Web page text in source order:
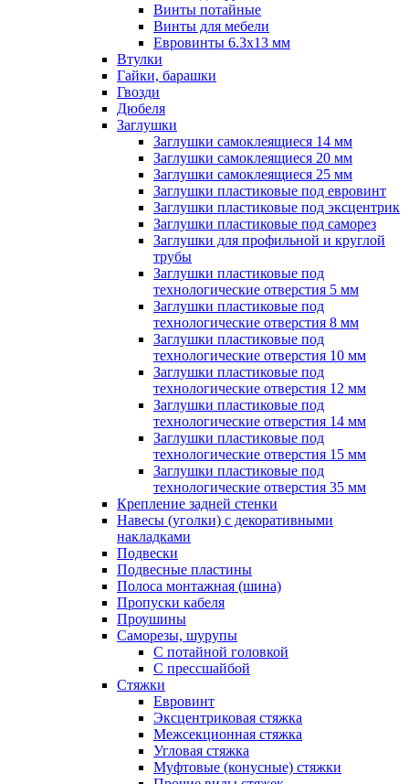
Винты потайные
Винты для мебели
Евровинты 6.3х13 мм
Втулки
Гайки, барашки
Гвозди
Дюбеля
Заглушки
Заглушки самоклеящиеся 14 мм
Заглушки самоклеящиеся 20 мм
Заглушки самоклеящиеся 25 мм
Заглушки пластиковые под евровинт
Заглушки пластиковые под эксцентрик
Заглушки пластиковые под саморез
Заглушки для профильной и круглой
трубы
Заглушки пластиковые под
технологические отверстия 5 мм
Заглушки пластиковые под
технологические отверстия 8 мм
Заглушки пластиковые под
технологические отверстия 10 мм
Заглушки пластиковые под
технологические отверстия 12 мм
Заглушки пластиковые под
технологические отверстия 14 мм
Заглушки пластиковые под
технологические отверстия 15 мм
Заглушки пластиковые под
технологические отверстия 35 мм
Крепление задней стенки
Навесы (уголки) с декоративными
накладками
Подвески
Подвесные пластины
Полоса монтажная (шина)
Пропуски кабеля
Проушины
Саморезы, шурупы
С потайной головкой
С прессшайбой
Стяжки
Евровинт
Эксцентриковая стяжка
Межсекционная стяжка
Угловая стяжка
Муфтовые (конусные) стяжки